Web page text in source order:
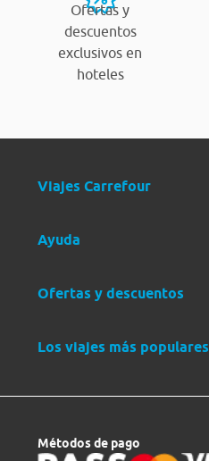
Ofertas y
descuentos
exclusivos en
hoteles
Viajes Carrefour
Ayuda
Ofertas y descuentos
Los viajes más populares
Métodos de pago